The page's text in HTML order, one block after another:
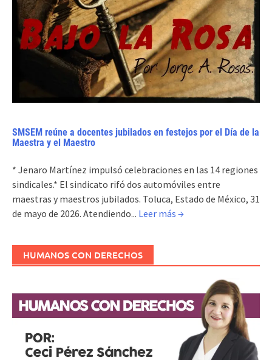
SMSEM reúne a docentes jubilados en festejos por el Día de la
Maestra y el Maestro
* Jenaro Martínez impulsó celebraciones en las 14 regiones
sindicales.* El sindicato rifó dos automóviles entre
maestras y maestros jubilados. Toluca, Estado de México, 31
de mayo de 2026. Atendiendo... Leer más →
HUMANOS CON DERECHOS